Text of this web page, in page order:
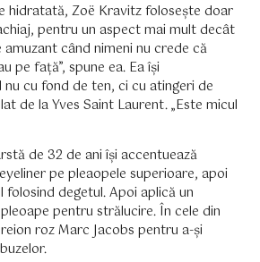
hidratată, Zoë Kravitz folosește doar
pentru un aspect mai mult decât
amuzant când nimeni nu crede că
pe față”, spune ea. Ea își
cu fond de ten, ci cu atingeri de
de la Yves Saint Laurent. „Este micul
de 32 de ani își accentuează
pe pleaopele superioare, apoi
degetul. Apoi aplică un
pentru strălucire. În cele din
roz Marc Jacobs pentru a-și